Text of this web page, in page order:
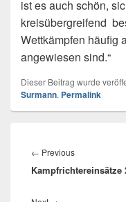
ist es auch schön,
kreisübergreifend
Wettkämpfen häufig
angewiesen sind.“
Dieser Beitrag wurde
Surmann. Permalink
← Previous
post:
Kampfrichtereinsätze